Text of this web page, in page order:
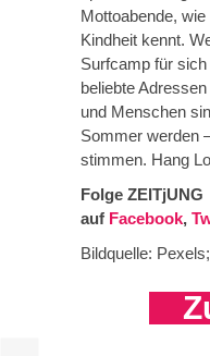
Mottoabende,
Kindheit kennt.
Surfcamp für
beliebte
und Menschen
Sommer werden
stimmen. Hang
Folge ZEITjUNG
auf Facebook,
Bildquelle: